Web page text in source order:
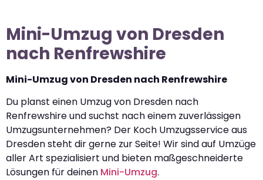
Mini-Umzug von Dresden
nach Renfrewshire
Mini-Umzug von Dresden nach Renfrewshire
Du planst einen Umzug von Dresden nach
Renfrewshire und suchst nach einem zuverlässigen
Umzugsunternehmen? Der Koch Umzugsservice aus
Dresden steht dir gerne zur Seite! Wir sind auf Umzüge
aller Art spezialisiert und bieten maßgeschneiderte
Lösungen für deinen Mini-Umzug.